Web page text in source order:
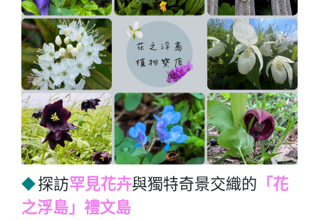
◆探訪罕見花卉與獨特奇景交織的 「花
之浮島」禮文島